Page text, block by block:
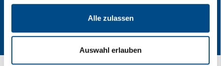
Alle zulassen
Auswahl erlauben